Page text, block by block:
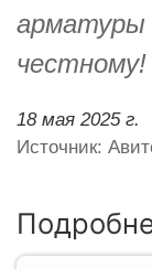
арматуры
18 мая 2025 г.
Источник: